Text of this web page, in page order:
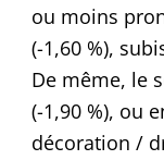
ou moins
(-1,60 %),
De même, le
(-1,90 %), ou
décoration /